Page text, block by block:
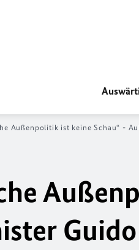
Außenpolitik ist keine Schau“ -